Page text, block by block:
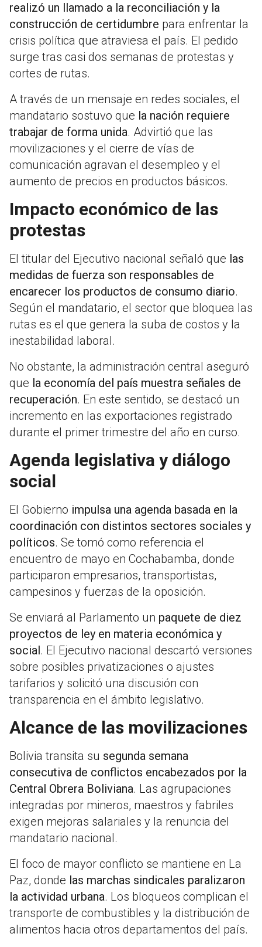
realizó un llamado a la reconciliación y la
construcción de certidumbre para enfrentar la
crisis política que atraviesa el país. El pedido
surge tras casi dos semanas de protestas y
cortes de rutas.
A través de un mensaje en redes sociales, el
mandatario sostuvo que la nación requiere
trabajar de forma unida. Advirtió que las
movilizaciones y el cierre de vías de
comunicación agravan el desempleo y el
aumento de precios en productos básicos.
Impacto económico de las
protestas
El titular del Ejecutivo nacional señaló que las
medidas de fuerza son responsables de
encarecer los productos de consumo diario.
Según el mandatario, el sector que bloquea las
rutas es el que genera la suba de costos y la
inestabilidad laboral.
No obstante, la administración central aseguró
que la economía del país muestra señales de
recuperación. En este sentido, se destacó un
incremento en las exportaciones registrado
durante el primer trimestre del año en curso.
Agenda legislativa y diálogo
social
El Gobierno impulsa una agenda basada en la
coordinación con distintos sectores sociales y
políticos. Se tomó como referencia el
encuentro de mayo en Cochabamba, donde
participaron empresarios, transportistas,
campesinos y fuerzas de la oposición.
Se enviará al Parlamento un paquete de diez
proyectos de ley en materia económica y
social. El Ejecutivo nacional descartó versiones
sobre posibles privatizaciones o ajustes
tarifarios y solicitó una discusión con
transparencia en el ámbito legislativo.
Alcance de las movilizaciones
Bolivia transita su segunda semana
consecutiva de conflictos encabezados por la
Central Obrera Boliviana. Las agrupaciones
integradas por mineros, maestros y fabriles
exigen mejoras salariales y la renuncia del
mandatario nacional.
El foco de mayor conflicto se mantiene en La
Paz, donde las marchas sindicales paralizaron
la actividad urbana. Los bloqueos complican el
transporte de combustibles y la distribución de
alimentos hacia otros departamentos del país.